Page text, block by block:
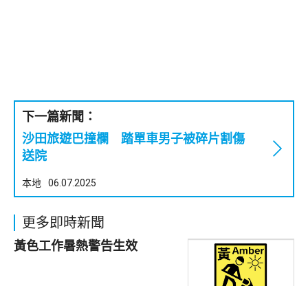
下一篇新聞：
沙田旅遊巴撞欄 踏單車男子被碎片割傷
送院
本地 06.07.2025
更多即時新聞
黃色工作暑熱警告生效